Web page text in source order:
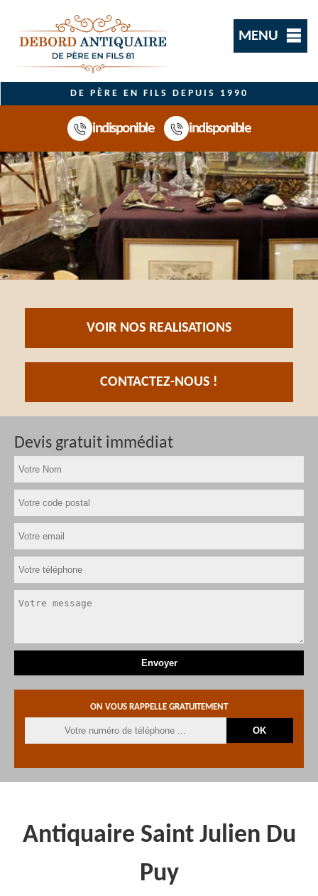
MENU
DE PÈRE EN FILS DEPUIS 1990
indisponible indisponible
VOIR NOS REALISATIONS
CONTACTEZ-NOUS !
Devis gratuit immédiat
ON VOUS RAPPELLE GRATUITEMENT
Antiquaire Saint Julien Du
Puy